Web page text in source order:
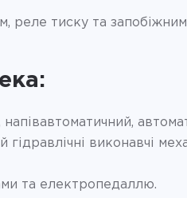
реле тиску та
виконавчі
та електропедаллю.